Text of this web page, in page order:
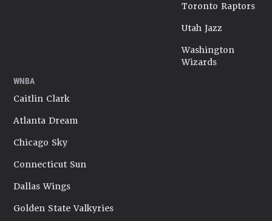
Toronto Raptors
Utah Jazz
Washington
Wizards
WNBA
Caitlin Clark
Atlanta Dream
Chicago Sky
Connecticut Sun
Dallas Wings
Golden State Valkyries